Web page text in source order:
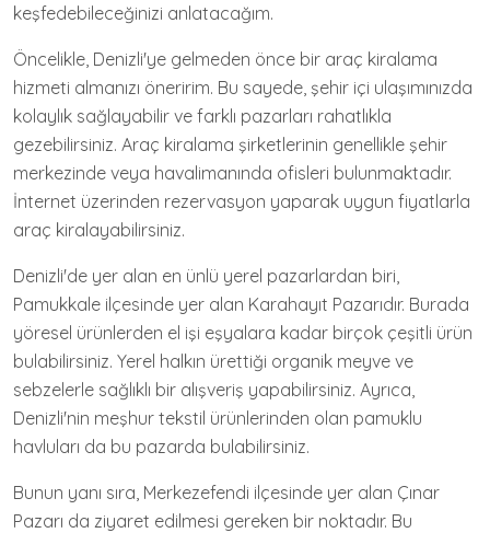
keşfedebileceğinizi anlatacağım.
Öncelikle, Denizli'ye gelmeden önce bir araç kiralama
hizmeti almanızı öneririm. Bu sayede, şehir içi ulaşımınızda
kolaylık sağlayabilir ve farklı pazarları rahatlıkla
gezebilirsiniz. Araç kiralama şirketlerinin genellikle şehir
merkezinde veya havalimanında ofisleri bulunmaktadır.
İnternet üzerinden rezervasyon yaparak uygun fiyatlarla
araç kiralayabilirsiniz.
Denizli'de yer alan en ünlü yerel pazarlardan biri,
Pamukkale ilçesinde yer alan Karahayıt Pazarıdır. Burada
yöresel ürünlerden el işi eşyalara kadar birçok çeşitli ürün
bulabilirsiniz. Yerel halkın ürettiği organik meyve ve
sebzelerle sağlıklı bir alışveriş yapabilirsiniz. Ayrıca,
Denizli'nin meşhur tekstil ürünlerinden olan pamuklu
havluları da bu pazarda bulabilirsiniz.
Bunun yanı sıra, Merkezefendi ilçesinde yer alan Çınar
Pazarı da ziyaret edilmesi gereken bir noktadır. Bu